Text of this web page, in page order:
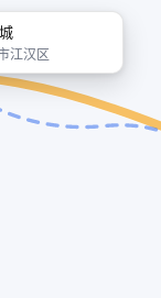
江汉区